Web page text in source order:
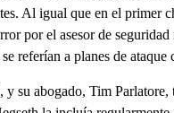
Al igual que en el primer
por el asesor de
referían a planes de
su abogado, Tim